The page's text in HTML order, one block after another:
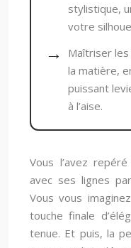
stylistique,
votre
Maîtriser
la matière,
puissant
à l’aise.
Vous l’avez
avec ses lignes
Vous vous
touche finale
tenue. Et puis, la